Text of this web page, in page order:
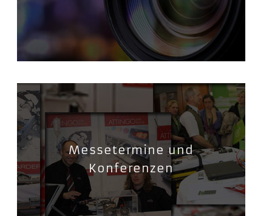
Messetermine und
Konferenzen